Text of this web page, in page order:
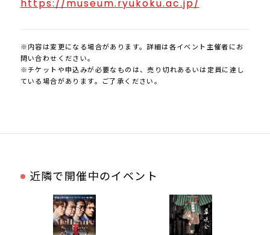
https://museum.ryukoku.ac.jp/
※内容は変更になる場合があります。詳細は各イベント主催者にお
問い合わせください。
※チケットや申込みが必要なものは、売り切れあるいは定員に達し
ている場合があります。ご了承ください。
近隣で開催中のイベント